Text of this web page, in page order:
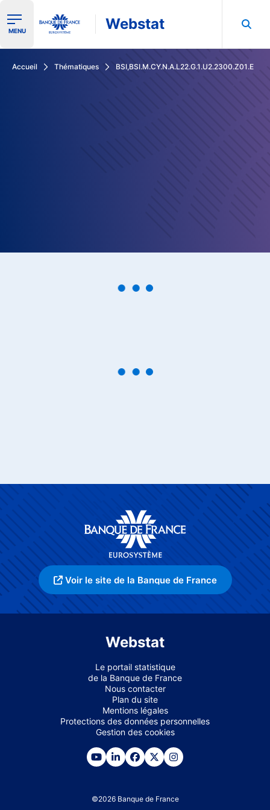
Ouvrir le menu de navigation
MENU Webstat
Accueil Thématiques BSI,BSI.M.CY.N.A.L22.G.1.U2.2300.Z01.E
Voir le site de la Banque de France
Webstat
Le portail statistique
de la Banque de France
Nous contacter
Plan du site
Mentions légales
Protections des données personnelles
Gestion des cookies
©2026 Banque de France